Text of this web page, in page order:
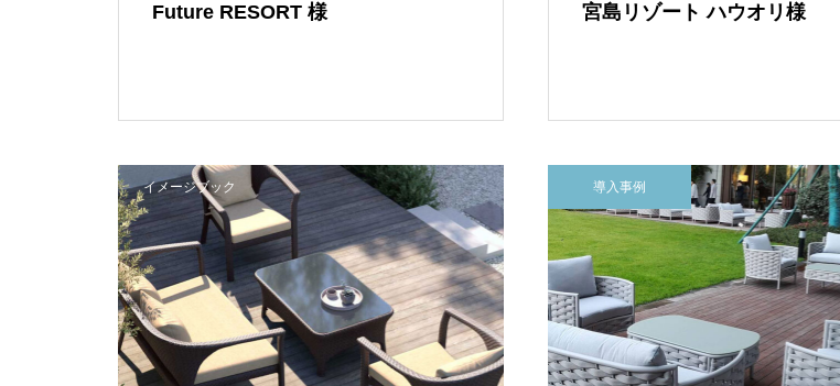
Future RESORT 様 宮島リゾート ハウオリ様
イメージブック 導入事例